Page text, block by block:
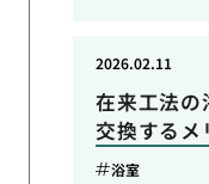
在来工法の
交換するメ
2026.02.11
浴室